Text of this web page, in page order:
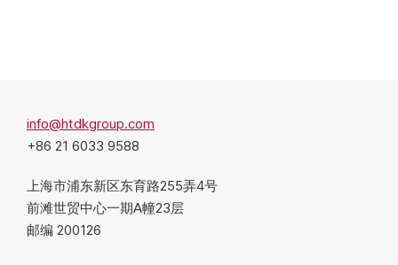
info@htdkgroup.com
+86 21 6033 9588
上海市浦东新区东育路255弄4号
前滩世贸中心一期A幢23层
邮编 200126